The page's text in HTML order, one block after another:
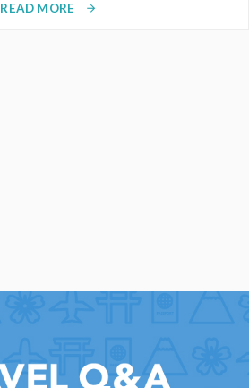
READ MORE arrow_forward